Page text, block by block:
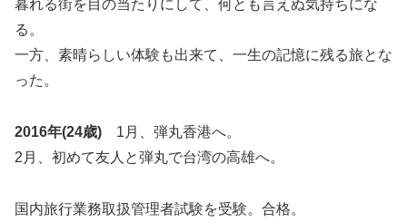
暮れる街を目の当たりにして、何とも言えぬ気持ちにな
る。
一方、素晴らしい体験も出来て、一生の記憶に残る旅とな
った。
2016年(24歳) 1月、弾丸香港へ。
2月、初めて友人と弾丸で台湾の高雄へ。
国内旅行業務取扱管理者試験を受験。合格。